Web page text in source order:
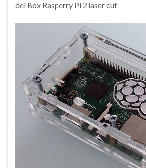
del Box Rasperry Pi 2 laser cut